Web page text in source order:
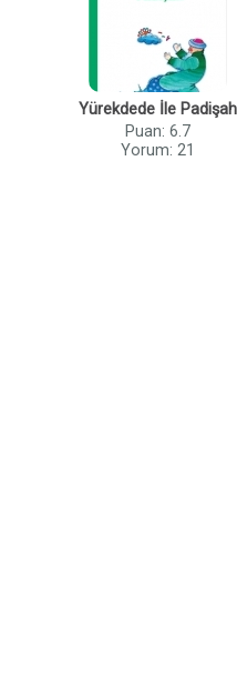
Yürekdede İle Padişah
Puan: 6.7
Yorum: 21